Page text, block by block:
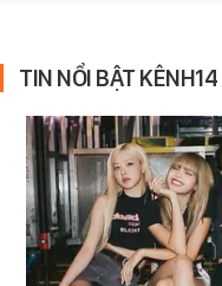
TIN NỔI BẬT KÊNH14